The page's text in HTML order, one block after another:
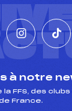
à notre
FFS, des
France.